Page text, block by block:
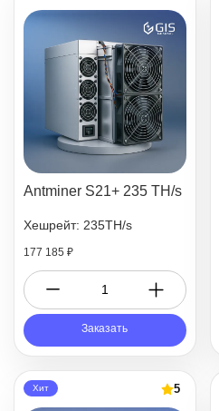
Antminer S21+ 235 TH/s
Хешрейт: 235TH/s
177 185 ₽
Заказать
5
Хит